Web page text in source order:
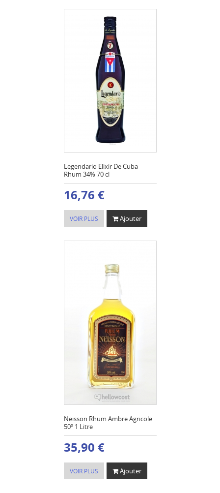
Legendario Elixir De Cuba
Rhum 34% 70 cl
16,76 €
VOIR PLUS Ajouter
Neisson Rhum Ambre Agricole
50º 1 Litre
35,90 €
VOIR PLUS Ajouter